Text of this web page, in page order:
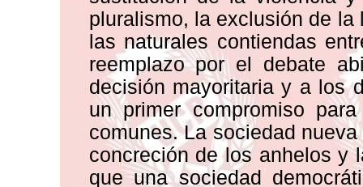
pluralismo, la exclusión de
las naturales contiendas
reemplazo por el debate
decisión mayoritaria y a los
un primer compromiso
comunes. La sociedad
concreción de los anhelos y
que una sociedad